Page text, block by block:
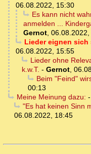
06.08.2022, 15:30
Es kann nicht
anmelden ...
Gernot, 06.08.2022,
Lieder eignen sich
06.08.2022, 15:55
Lieder ohne
k.w.T. - Gernot,
Beim "Feind"
00:13
Meine Meinung dazu: -
"Es hat keinen Sinn
06.08.2022, 18:45